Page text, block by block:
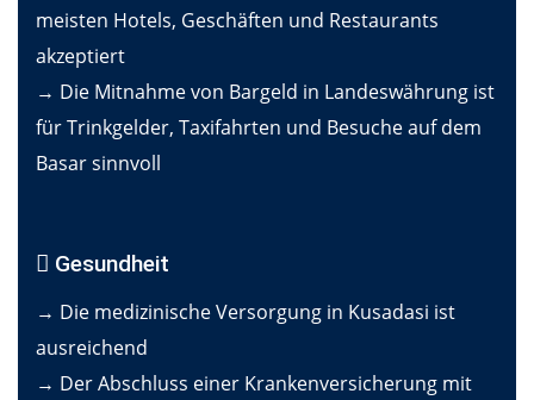
meisten Hotels, Geschäften und Restaurants
akzeptiert
→ Die Mitnahme von Bargeld in Landeswährung ist
für Trinkgelder, Taxifahrten und Besuche auf dem
Basar sinnvoll
Gesundheit
→ Die medizinische Versorgung in Kusadasi ist
ausreichend
→ Der Abschluss einer Krankenversicherung mit